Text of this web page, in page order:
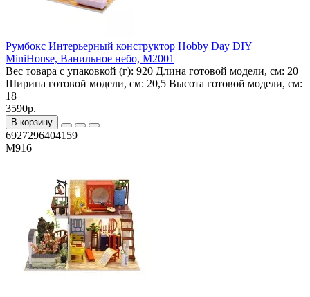
Румбокс Интерьерный конструктор Hobby Day DIY
MiniHouse, Ванильное небо, M2001
Вес товара с упаковкой (г): 920 Длина готовой модели, см: 20
Ширина готовой модели, см: 20,5 Высота готовой модели, см:
18
3590р.
В корзину
6927296404159
M916